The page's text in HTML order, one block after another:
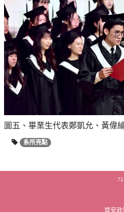
圖五、畢業生代表鄭凱允、黃偉
系所亮點
資安政